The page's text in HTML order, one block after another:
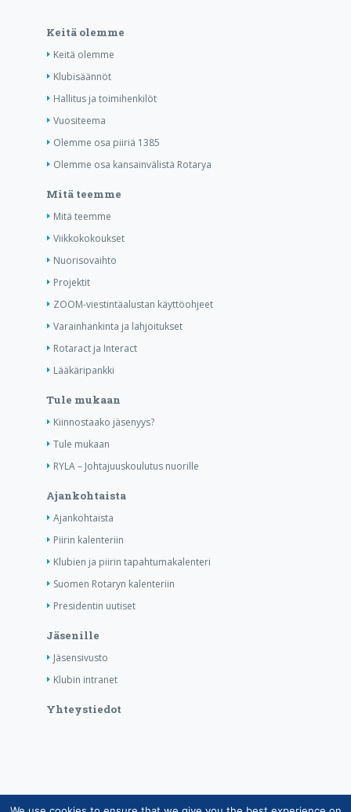
Keitä olemme
Keitä olemme
Klubisäännöt
Hallitus ja toimihenkilöt
Vuositeema
Olemme osa piiriä 1385
Olemme osa kansainvälistä Rotarya
Mitä teemme
Mitä teemme
Viikkokokoukset
Nuorisovaihto
Projektit
ZOOM-viestintäalustan käyttöohjeet
Varainhankinta ja lahjoitukset
Rotaract ja Interact
Lääkäripankki
Tule mukaan
Kiinnostaako jäsenyys?
Tule mukaan
RYLA – Johtajuuskoulutus nuorille
Ajankohtaista
Ajankohtaista
Piirin kalenteriin
Klubien ja piirin tapahtumakalenteri
Suomen Rotaryn kalenteriin
Presidentin uutiset
Jäsenille
Jäsensivusto
Klubin intranet
Yhteystiedot